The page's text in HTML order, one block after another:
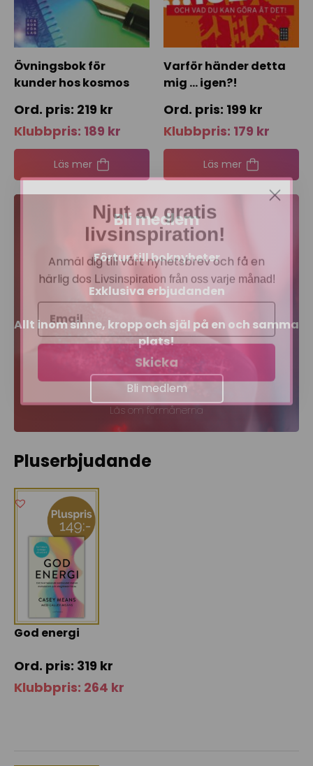
Övningsbok för
kunder hos kosmos
219 kr
Klubbpris: 189 kr
Läs mer
Varför händer detta
mig … igen?!
199 kr
Klubbpris: 179 kr
Läs mer
Bli medlem
Förtur till boknyheter
Exklusiva erbjudanden
Allt inom sinne, kropp och själ på en och samma
plats!
Bli medlem
Läs om förmånerna
Pluserbjudande
God energi
319 kr
Klubbpris: 264 kr
Njut av gratis
livsinspiration!
Anmäl dig till vårt nyhetsbrev och få en
härlig dos Livsinspiration från oss varje månad!
Skicka